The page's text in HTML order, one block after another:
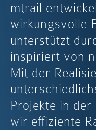
mtrail
wirkungsvolle
unterstützt
inspiriert von
Mit der
Projekte in der
wir effiziente